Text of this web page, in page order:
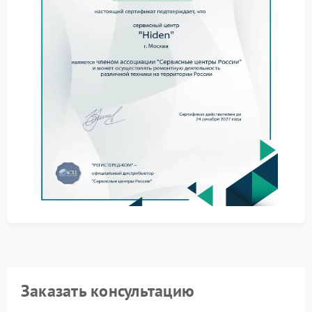
устройства в таком состоянии повышает риск
полного выхода из строя.
Рекомендации при выявлении
проблемы
Отключите все устройства от ИБП — это снизит
нагрузку и предотвратит резкие переходы режимов.
Убедитесь, что суммарная мощность потребителей
Проверьте целостность кабелей и плотность
разъемов — плохой контакт иногда искажает
нагрузку.
Не пытайтесь самостоятельно разбирать схему —
Ремонт Hiden проводится с заменой только тех
Заказать консультацию